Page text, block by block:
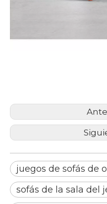
juegos de sofás de
sofás de la sala del